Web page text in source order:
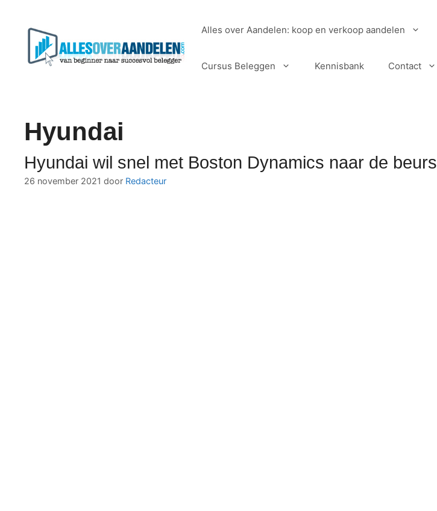
Alles over Aandelen: koop en verkoop aandelen
Cursus Beleggen Kennisbank Contact
Hyundai
Hyundai wil snel met Boston Dynamics naar de beurs
26 november 2021 door Redacteur